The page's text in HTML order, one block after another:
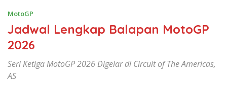
MotoGP
Jadwal Lengkap Balapan MotoGP
2026
Seri Ketiga MotoGP 2026 Digelar di Circuit of The Americas,
AS